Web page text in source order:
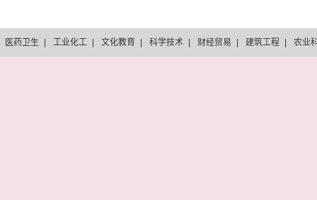
医药卫生 工业化工 文化教育 科学技术 财经贸易 建筑工程 农业